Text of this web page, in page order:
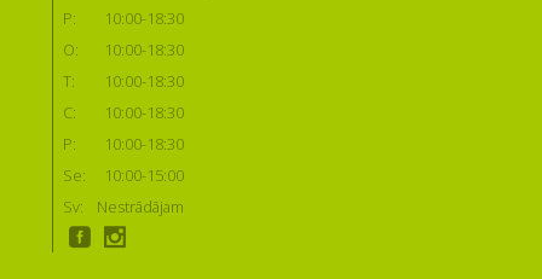
P:
10:00-18:30
O:
10:00-18:30
T:
10:00-18:30
C:
10:00-18:30
P:
10:00-18:30
Se:
10:00-15:00
Sv:
Nestrādājam